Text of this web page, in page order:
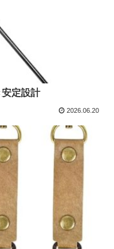
定設計
2026.06.20